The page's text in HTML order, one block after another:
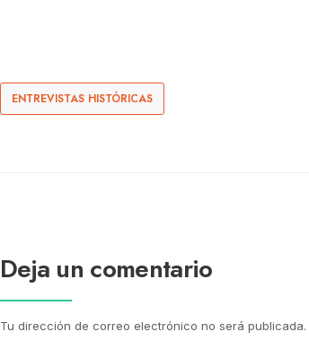
ENTREVISTAS HISTÓRICAS
Deja un comentario
Tu dirección de correo electrónico no será publicada.